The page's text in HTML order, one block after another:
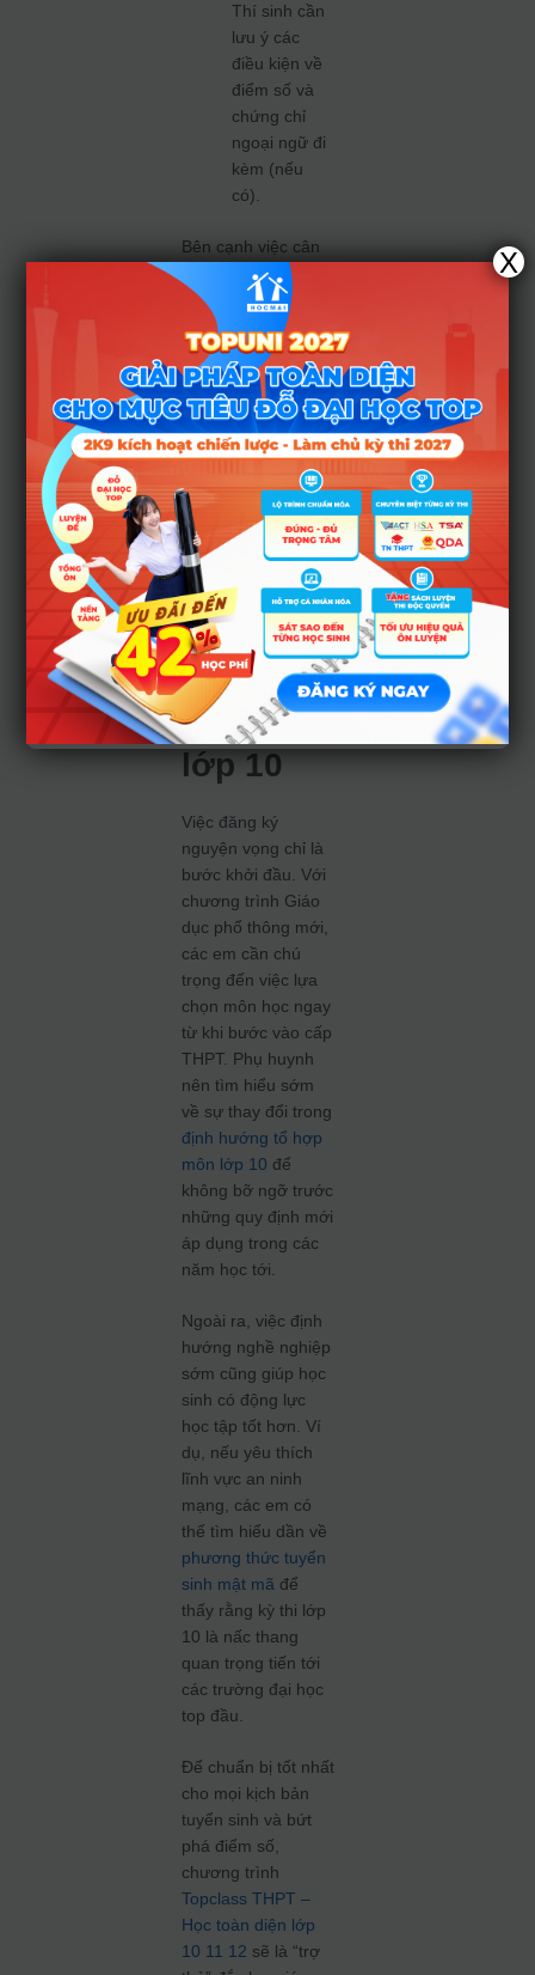
Thí sinh cần
lưu ý các
điều kiện về
điểm số và
chứng chỉ
ngoại ngữ đi
kèm (nếu
có).
Bên cạnh việc cân
nhắc điểm số, việc
tìm hiểu về đề minh
họa lớp 10 TP.HCM
sẽ giúp các em xác
định được cấu trúc
đề thi, từ đó có
chiến thuật chọn
trường phù hợp với
thế mạnh của bản
thân.
Tầm nhìn
dài hạn
cho lộ
trình học
tập sau
lớp 10
Việc đăng ký
nguyện vọng chỉ là
bước khởi đầu. Với
chương trình Giáo
dục phổ thông mới,
các em cần chú
trọng đến việc lựa
chọn môn học ngay
từ khi bước vào cấp
THPT. Phụ huynh
nên tìm hiểu sớm
về sự thay đổi trong
định hướng tổ hợp
môn lớp 10 để
không bỡ ngỡ trước
những quy định mới
áp dụng trong các
năm học tới.
Ngoài ra, việc định
hướng nghề nghiệp
sớm cũng giúp học
sinh có động lực
học tập tốt hơn. Ví
dụ, nếu yêu thích
lĩnh vực an ninh
mạng, các em có
thể tìm hiểu dần về
phương thức tuyển
sinh mật mã để
thấy rằng kỳ thi lớp
10 là nấc thang
quan trọng tiến tới
các trường đại học
top đầu.
Để chuẩn bị tốt nhất
cho mọi kịch bản
tuyển sinh và bứt
phá điểm số,
chương trình
Topclass THPT –
Học toàn diện lớp
10 11 12 sẽ là “trợ
X